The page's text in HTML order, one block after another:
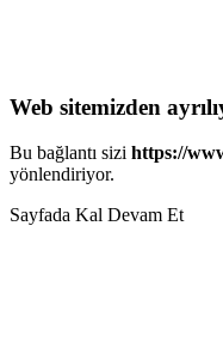
Web sitemizden
Bu bağlantı sizi https://
yönlendiriyor.
Sayfada Kal Devam Et